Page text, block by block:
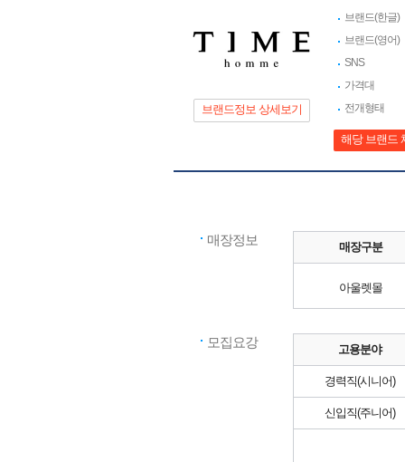
브랜드정보 상세보기
브랜드(한글)
브랜드(영어)
SNS
가격대
전개형태
해당 브랜드
매장정보 매장구분
아울렛몰
모집요강 고용분야
경력직(시니어)
신입직(주니어)